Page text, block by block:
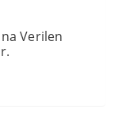
Verilen